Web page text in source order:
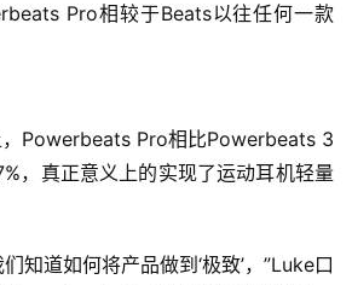
Pro相较于Beats以往任何一款
，Powerbeats Pro相比Powerbeats 3
，真正意义上的实现了运动耳机轻量
知道如何将产品做到‘极致’，”Luke口